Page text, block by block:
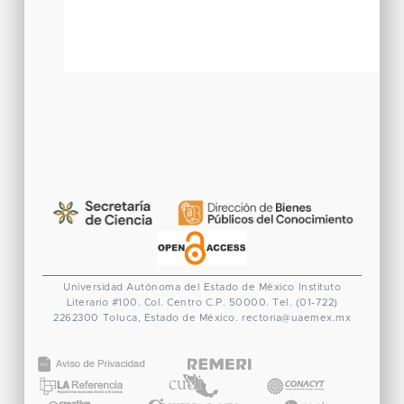
Universidad Autónoma del Estado de México
Instituto
Literario #100. Col. Centro C.P. 50000. Tel. (01-722)
2262300 Toluca, Estado de México. rectoria@uaemex.mx